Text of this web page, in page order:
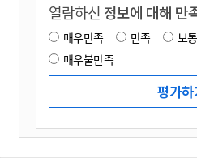
열람하신 정보에 대해 만
매우만족 만족 보통
매우불만족